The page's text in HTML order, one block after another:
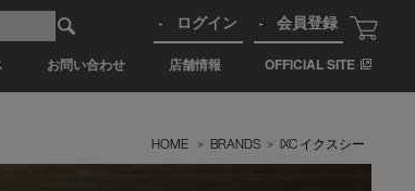
お問い合わせ 店舗情報 OFFICIAL SITE
ログイン 会員登録
HOME > BRANDS > IXC イクスシー